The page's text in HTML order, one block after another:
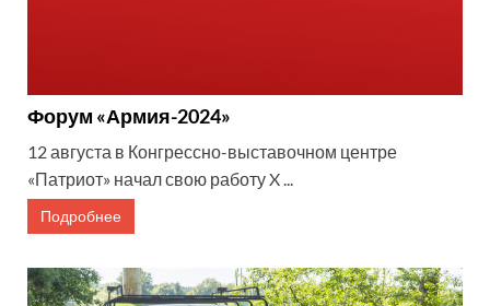
Форум «Армия-2024»
12 августа в Конгрессно-выставочном центре
«Патриот» начал свою работу X ...
Подробнее